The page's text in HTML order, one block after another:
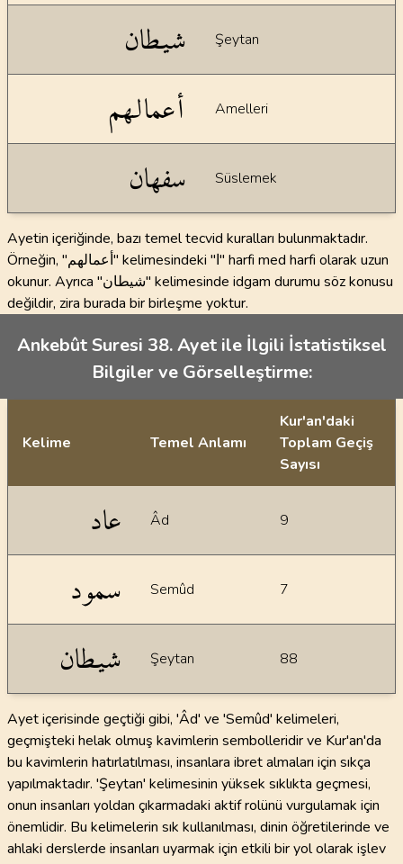
شيطان Şeytan
أعمالهم Amelleri
سفهان Süslemek
Ayetin içeriğinde, bazı temel tecvid kuralları bulunmaktadır.
Örneğin, "أعمالهم" kelimesindeki "ا" harfi med harfi olarak uzun
okunur. Ayrıca "شيطان" kelimesinde idgam durumu söz konusu
değildir, zira burada bir birleşme yoktur.
Ankebût Suresi 38. Ayet ile İlgili İstatistiksel
Bilgiler ve Görselleştirme:
Kelime Temel Anlamı
Kur'an'daki
Toplam Geçiş
Sayısı
عاد Âd 9
سمود Semûd 7
شيطان Şeytan 88
Ayet içerisinde geçtiği gibi, 'Âd' ve 'Semûd' kelimeleri,
geçmişteki helak olmuş kavimlerin sembolleridir ve Kur'an'da
bu kavimlerin hatırlatılması, insanlara ibret almaları için sıkça
yapılmaktadır. 'Şeytan' kelimesinin yüksek sıklıkta geçmesi,
onun insanları yoldan çıkarmadaki aktif rolünü vurgulamak için
önemlidir. Bu kelimelerin sık kullanılması, dinin öğretilerinde ve
ahlaki derslerde insanları uyarmak için etkili bir yol olarak işlev